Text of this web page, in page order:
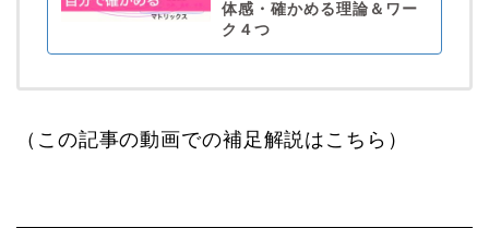
体感・確かめる理論＆ワー
ク４つ
（この記事の動画での補足解説はこちら）